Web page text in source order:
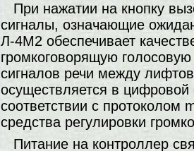
При нажатии на кнопку
сигналы, означающие
Л-4М2 обеспечивает
громкоговорящую
сигналов речи между
осуществляется в
соответствии с
средства регулировки
Питание на контроллер